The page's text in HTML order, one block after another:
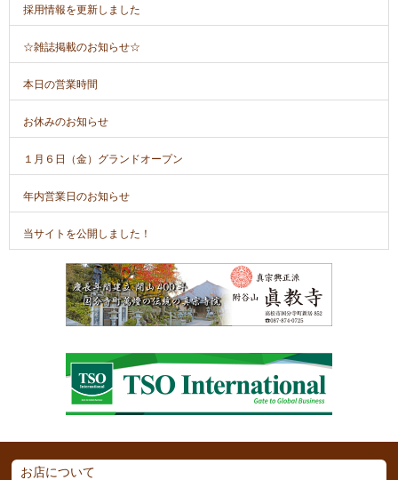
採用情報を更新しました
☆雑誌掲載のお知らせ☆
本日の営業時間
お休みのお知らせ
１月６日（金）グランドオープン
年内営業日のお知らせ
当サイトを公開しました！
お店について